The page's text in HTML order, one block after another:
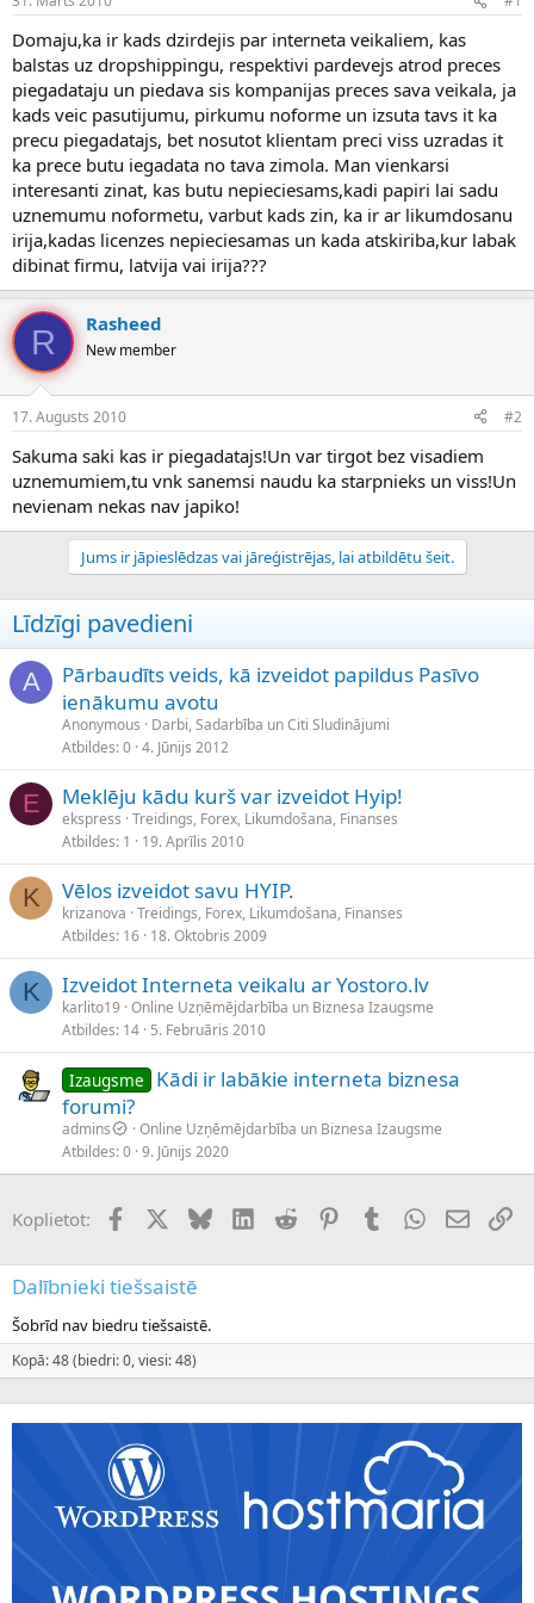
n
u
z
s
ā
c
ē
j
s
a
t
u
m
s
Domaju,ka ir kads dzirdejis par interneta veikaliem, kas
balstas uz dropshippingu, respektivi pardevejs atrod preces
piegadataju un piedava sis kompanijas preces sava veikala, ja
kads veic pasutijumu, pirkumu noforme un izsuta tavs it ka
precu piegadatajs, bet nosutot klientam preci viss uzradas it
ka prece butu iegadata no tava zimola. Man vienkarsi
interesanti zinat, kas butu nepieciesams,kadi papiri lai sadu
uznemumu noformetu, varbut kads zin, ka ir ar likumdosanu
irija,kadas licenzes nepieciesamas un kada atskiriba,kur labak
dibinat firmu, latvija vai irija???
R Rasheed
New member
17. Augusts 2010 #2
Sakuma saki kas ir piegadatajs!Un var tirgot bez visadiem
uznemumiem,tu vnk sanemsi naudu ka starpnieks un viss!Un
nevienam nekas nav japiko!
Jums ir jāpieslēdzas vai jāreģistrējas, lai atbildētu šeit.
Līdzīgi pavedieni
A
Pārbaudīts veids, kā izveidot papildus Pasīvo
ienākumu avotu
Anonymous
Darbi, Sadarbība un Citi Sludinājumi
Atbildes 0 4. Jūnijs 2012
E Meklēju kādu kurš var izveidot Hyip!
ekspress Treidings, Forex, Likumdošana, Finanses
Atbildes 1 19. Aprīlis 2010
K Vēlos izveidot savu HYIP.
krizanova Treidings, Forex, Likumdošana, Finanses
Atbildes 16 18. Oktobris 2009
K Izveidot Interneta veikalu ar Yostoro.lv
karlito19 Online Uzņēmējdarbība un Biznesa Izaugsme
Atbildes 14 5. Februāris 2010
Izaugsme
Kādi ir labākie interneta biznesa
forumi?
admins
Online Uzņēmējdarbība un Biznesa Izaugsme
Atbildes 0 9. Jūnijs 2020
Koplietot: FacebookX (Twitter)
BlueskyLinkedInReddit PinterestTumblrWhatsApp
E-pasts
Dalībnieki tiešsaistē
Šobrīd nav biedru tiešsaistē.
Kopā: 48 (biedri: 0, viesi: 48)